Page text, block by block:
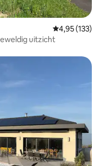
Gemiddelde
4,95 (133)
uitzicht